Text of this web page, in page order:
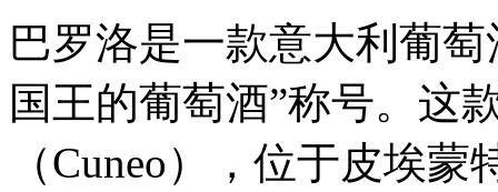
巴罗洛是一款意大利葡
国王的葡萄酒”称号。这
（Cuneo），位于皮埃